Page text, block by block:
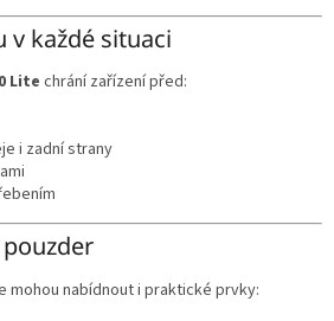
v každé situaci
Lite chrání zařízení před:
i zadní strany
mohou nabídnout i praktické prvky: